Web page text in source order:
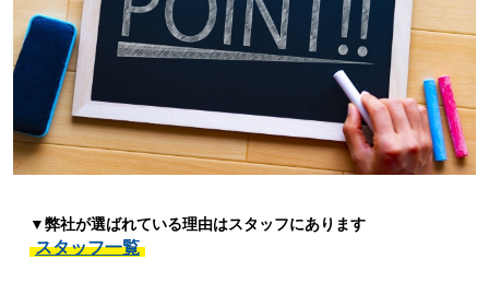
▼弊社が選ばれている理由はスタッフにあります
スタッフ一覧